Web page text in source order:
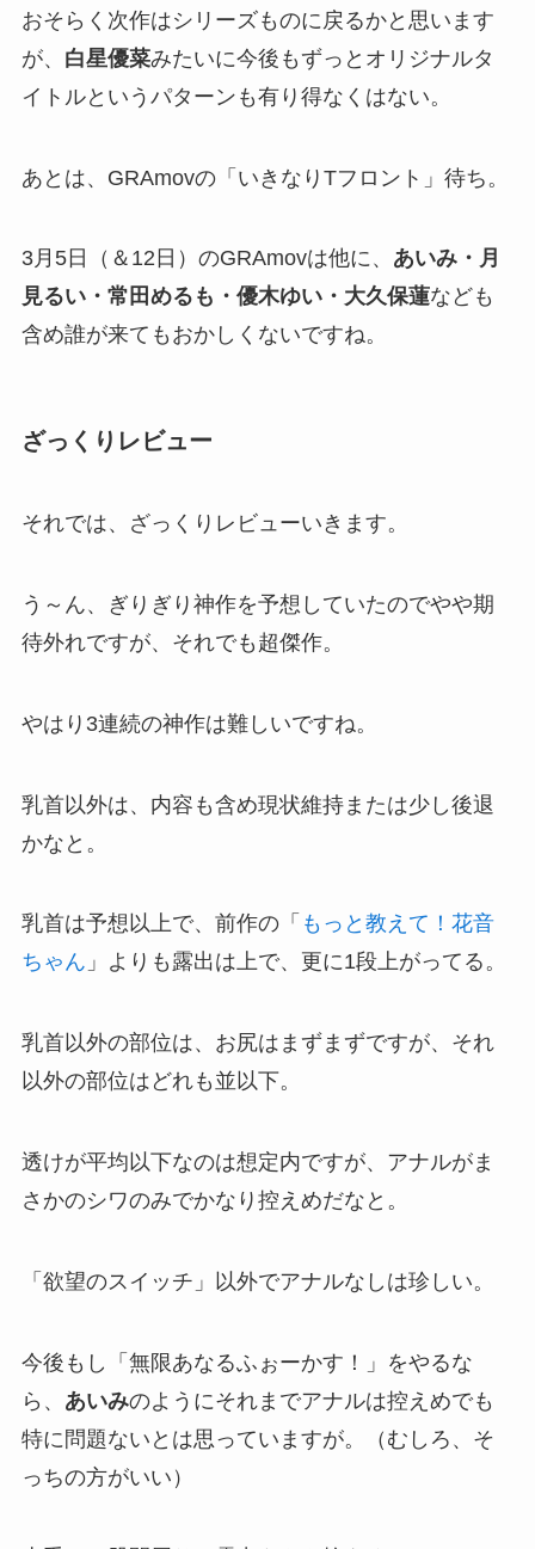
おそらく次作はシリーズものに戻るかと思います
が、 白星優菜みたいに今後もずっとオリジナルタ
イトルというパターンも有り得なくはない。
あとは、GRAmovの「いきなりTフロント」待ち。
3月5日（＆12日）のGRAmovは他に、 あいみ・月
見るい・常田めるも・優木ゆい・大久保蓮なども
含め誰が来てもおかしくないですね。
ざっくりレビュー
それでは、ざっくりレビューいきます。
う～ん、ぎりぎり神作を予想していたのでやや期
待外れですが、それでも超傑作。
やはり3連続の神作は難しいですね。
乳首以外は、内容も含め現状維持または少し後退
かなと。
乳首は予想以上で、前作の「 もっと教えて！花音
ちゃん 」よりも露出は上で、更に1段上がってる。
乳首以外の部位は、お尻はまずまずですが、それ
以外の部位はどれも並以下。
透けが平均以下なのは想定内ですが、アナルがま
さかのシワのみでかなり控えめだなと。
「欲望のスイッチ」以外でアナルなしは珍しい。
今後もし「無限あなるふぉーかす！」をやるな
ら、 あいみのようにそれまでアナルは控えめでも
特に問題ないとは思っていますが。（むしろ、そ
っちの方がいい）